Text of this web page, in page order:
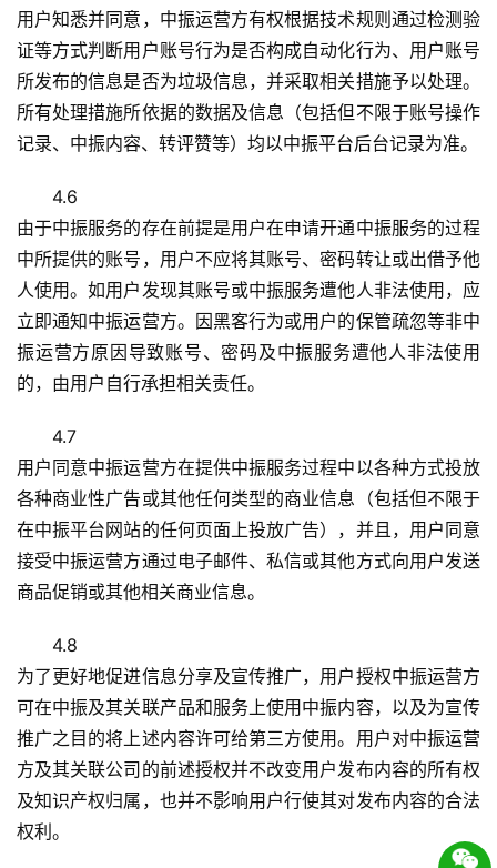
用户知悉并同意，中振运营方有权根据技术规则通过检测验
证等方式判断用户账号行为是否构成自动化行为、用户账号
所发布的信息是否为垃圾信息，并采取相关措施予以处理。
所有处理措施所依据的数据及信息（包括但不限于账号操作
记录、中振内容、转评赞等）均以中振平台后台记录为准。
4.6
由于中振服务的存在前提是用户在申请开通中振服务的过程
中所提供的账号，用户不应将其账号、密码转让或出借予他
人使用。如用户发现其账号或中振服务遭他人非法使用，应
立即通知中振运营方。因黑客行为或用户的保管疏忽等非中
振运营方原因导致账号、密码及中振服务遭他人非法使用
的，由用户自行承担相关责任。
4.7
用户同意中振运营方在提供中振服务过程中以各种方式投放
各种商业性广告或其他任何类型的商业信息（包括但不限于
在中振平台网站的任何页面上投放广告），并且，用户同意
接受中振运营方通过电子邮件、私信或其他方式向用户发送
商品促销或其他相关商业信息。
4.8
为了更好地促进信息分享及宣传推广，用户授权中振运营方
可在中振及其关联产品和服务上使用中振内容，以及为宣传
推广之目的将上述内容许可给第三方使用。用户对中振运营
方及其关联公司的前述授权并不改变用户发布内容的所有权
及知识产权归属，也并不影响用户行使其对发布内容的合法
权利。